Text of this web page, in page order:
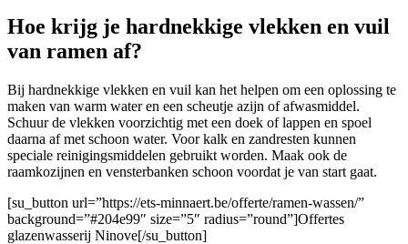
Hoe krijg je hardnekkige vlekken en vuil
van ramen af?
Bij hardnekkige vlekken en vuil kan het helpen om een oplossing te
maken van warm water en een scheutje azijn of afwasmiddel.
Schuur de vlekken voorzichtig met een doek of lappen en spoel
daarna af met schoon water. Voor kalk en zandresten kunnen
speciale reinigingsmiddelen gebruikt worden. Maak ook de
raamkozijnen en vensterbanken schoon voordat je van start gaat.
[su_button url=”https://ets-minnaert.be/offerte/ramen-wassen/”
background=”#204e99″ size=”5″ radius=”round”]Offertes
glazenwasserij Ninove[/su_button]